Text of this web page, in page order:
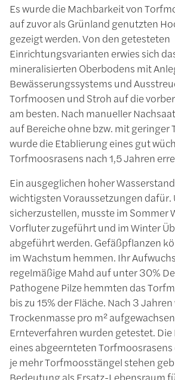
Es wurde die Machbarkeit von
auf zuvor als Grünland genutzten
gezeigt werden. Von den getesteten
Einrichtungsvarianten erwies sich
mineralisierten Oberbodens mit
Bewässerungssystems und
Torfmoosen und Stroh auf die
am besten. Nach manueller
auf Bereiche ohne bzw. mit
wurde die Etablierung eines gut
Torfmoosrasens nach 1,5 Jahren
Ein ausgeglichen hoher
wichtigsten Voraussetzungen dafür.
sicherzustellen, musste im Sommer
Vorfluter zugeführt und im Winter
abgeführt werden. Gefäßpflanzen
im Wachstum hemmen. Ihr
regelmäßige Mahd auf unter 30%
Pathogene Pilze hemmten das
bis zu 15% der Fläche. Nach 3 Jahren
Trockenmasse pro m²
Ernteverfahren wurden getestet.
eines abgeernteten
je mehr Torfmoosstängel stehen
Bedeutung als Ersatz-Lebensraum